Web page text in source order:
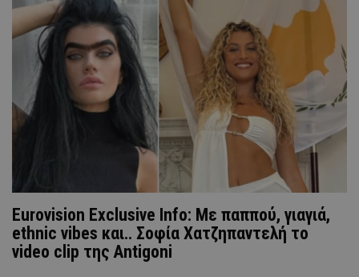
Εurovision Εxclusive Info: Με παππού, γιαγιά,
ethnic vibes και.. Σοφία Χατζηπαντελή το
video clip της Αntigoni